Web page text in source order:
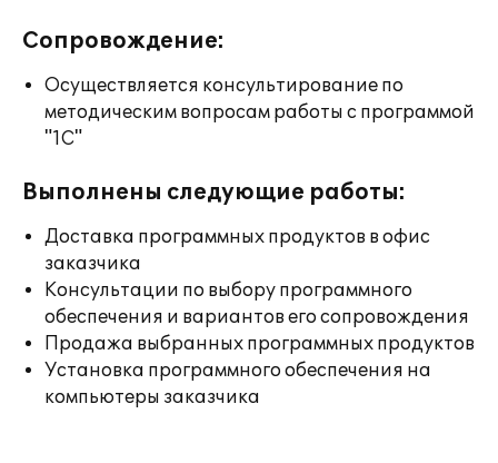
Сопровождение:
Осуществляется консультирование по
методическим вопросам работы с программой
"1С"
Выполнены следующие работы:
Доставка программных продуктов в офис
заказчика
Консультации по выбору программного
обеспечения и вариантов его сопровождения
Продажа выбранных программных продуктов
Установка программного обеспечения на
компьютеры заказчика